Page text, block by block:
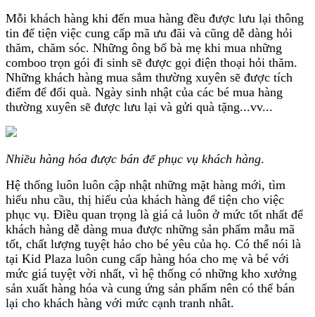
Mỗi khách hàng khi đến mua hàng đều được lưu lại thông
tin để tiện việc cung cấp mã ưu đãi và cũng dễ dàng hỏi
thăm, chăm sóc. Những ông bố bà mẹ khi mua những
comboo trọn gói đi sinh sẽ được gọi điện thoại hỏi thăm.
Những khách hàng mua sắm thường xuyên sẽ được tích
điểm để đổi quà. Ngày sinh nhật của các bé mua hàng
thường xuyên sẽ được lưu lại và gửi quà tặng...vv...
Nhiều hàng hóa được bán để phục vụ khách hàng.
Hệ thống luôn luôn cập nhật những mặt hàng mới, tìm
hiểu nhu cầu, thị hiếu của khách hàng để tiện cho việc
phục vụ. Điều quan trọng là giá cả luôn ở mức tốt nhất để
khách hàng dễ dàng mua được những sản phẩm mẫu mã
tốt, chất lượng tuyệt hảo cho bé yêu của họ. Có thể nói là
tại Kid Plaza luôn cung cấp hàng hóa cho mẹ và bé với
mức giá tuyệt vời nhất, vì hệ thống có những kho xưởng
sản xuất hàng hóa và cung ứng sản phẩm nên có thể bán
lại cho khách hàng với mức cạnh tranh nhât.